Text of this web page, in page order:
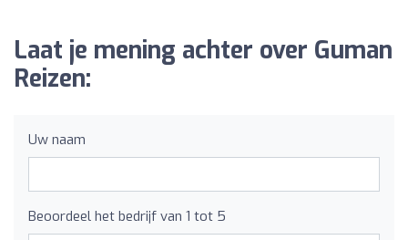
Laat je mening achter over Guman
Reizen:
Uw naam
Beoordeel het bedrijf van 1 tot 5